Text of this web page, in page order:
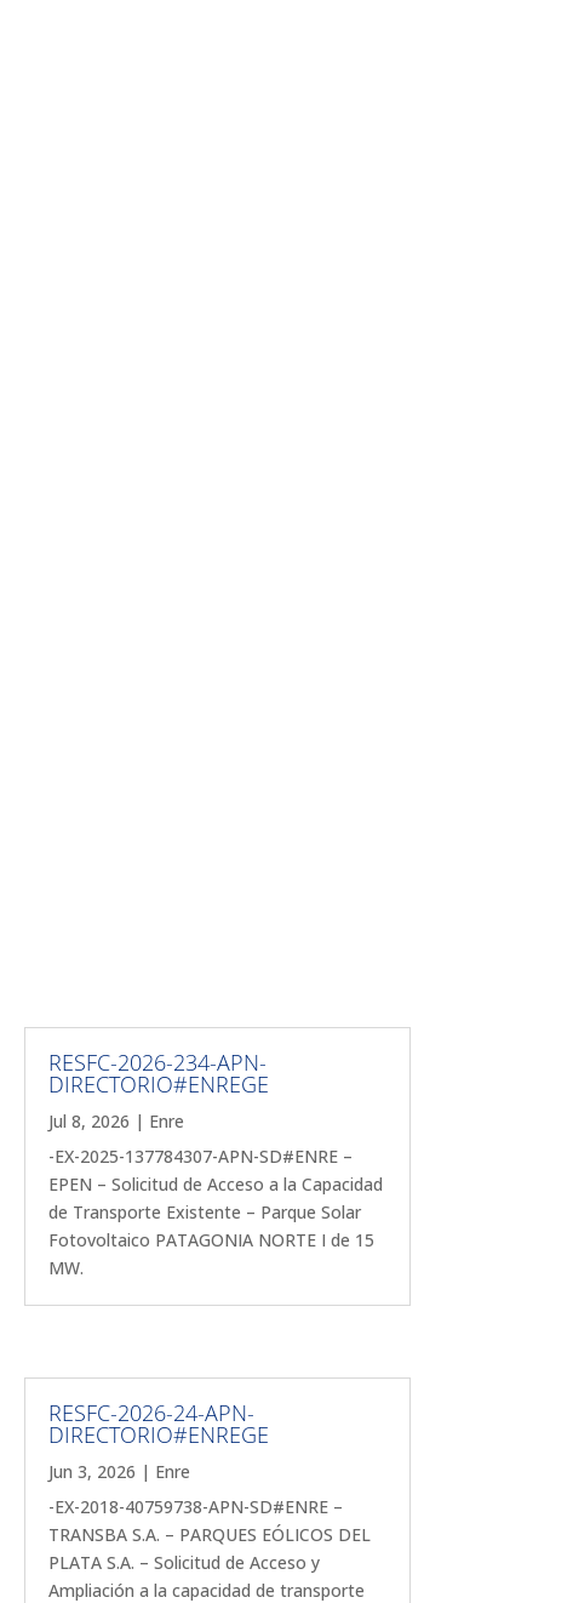
RESFC-2026-234-APN-
DIRECTORIO#ENREGE
Jul 8, 2026 | Enre
-EX-2025-137784307-APN-SD#ENRE –
EPEN – Solicitud de Acceso a la Capacidad
de Transporte Existente – Parque Solar
Fotovoltaico PATAGONIA NORTE I de 15
MW.
RESFC-2026-24-APN-
DIRECTORIO#ENREGE
Jun 3, 2026 | Enre
-EX-2018-40759738-APN-SD#ENRE –
TRANSBA S.A. – PARQUES EÓLICOS DEL
PLATA S.A. – Solicitud de Acceso y
Ampliación a la capacidad de transporte